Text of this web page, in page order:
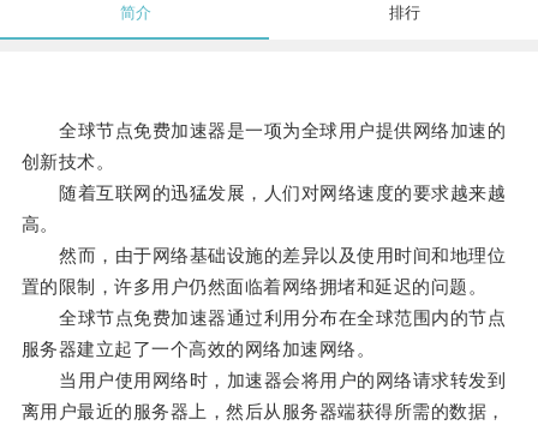
简介 排行
全球节点免费加速器是一项为全球用户提供网络加速的
创新技术。
随着互联网的迅猛发展，人们对网络速度的要求越来越
高。
然而，由于网络基础设施的差异以及使用时间和地理位
置的限制，许多用户仍然面临着网络拥堵和延迟的问题。
全球节点免费加速器通过利用分布在全球范围内的节点
服务器建立起了一个高效的网络加速网络。
当用户使用网络时，加速器会将用户的网络请求转发到
离用户最近的服务器上，然后从服务器端获得所需的数据，